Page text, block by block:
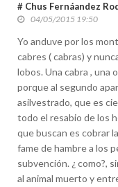
# Chus Fernáandez
04/05/2015 19:50
Yo anduve por los
cabres ( cabras) y
lobos. Una cabra , una
porque al segundo
asilvestrado, que es
todo el resabio de los
que buscan es cobrar
fame de hambre a los
subvención. ¿ como?,
al animal muerto y